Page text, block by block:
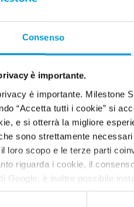
Consenso
è importante.
è importante. Milestone
“Accetta tutti i cookie” si
e si otterrà la migliore
sono strettamente
loro scopo e le terze parti
riguarda i cookie, il
Google, è inoltre possibile
https://tools.google.com/